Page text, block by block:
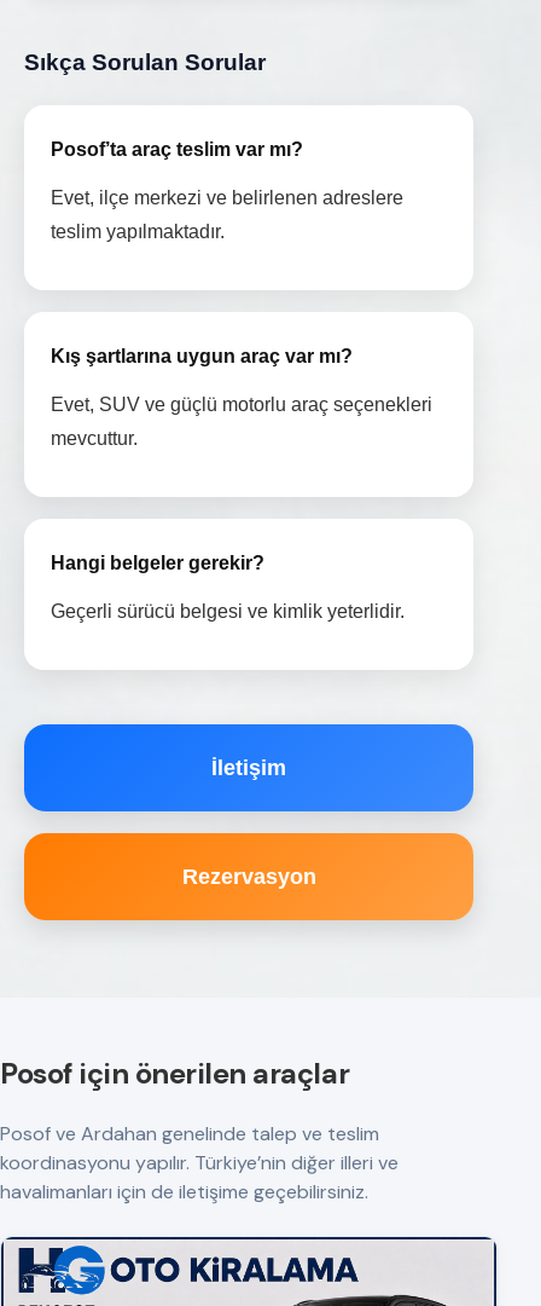
Sıkça Sorulan Sorular
Posof’ta araç teslim var mı?
Evet, ilçe merkezi ve belirlenen adreslere
teslim yapılmaktadır.
Kış şartlarına uygun araç var mı?
Evet, SUV ve güçlü motorlu araç seçenekleri
mevcuttur.
Hangi belgeler gerekir?
Geçerli sürücü belgesi ve kimlik yeterlidir.
İletişim
Rezervasyon
Posof için önerilen araçlar
Posof ve Ardahan genelinde talep ve teslim
koordinasyonu yapılır. Türkiye’nin diğer illeri ve
havalimanları için de iletişime geçebilirsiniz.